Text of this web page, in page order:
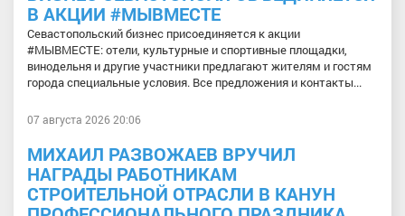
В АКЦИИ #МЫВМЕСТЕ
Севастопольский бизнес присоединяется к акции
#МЫВМЕСТЕ: отели, культурные и спортивные площадки,
винодельня и другие участники предлагают жителям и гостям
города специальные условия. Все предложения и контакты...
07 августа 2026 20:06
МИХАИЛ РАЗВОЖАЕВ ВРУЧИЛ
НАГРАДЫ РАБОТНИКАМ
СТРОИТЕЛЬНОЙ ОТРАСЛИ В КАНУН